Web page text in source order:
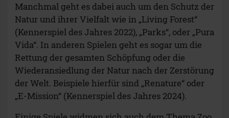
Manchmal geht es dabei auch um den Schutz der
Natur und ihrer Vielfalt wie in „Living Forest“
(Kennerspiel des Jahres 2022), „Parks“, oder „Pura
Vida“. In anderen Spielen geht es sogar um die
Rettung der gesamten Schöpfung oder die
Wiederansiedlung der Natur nach der Zerstörung
der Welt. Beispiele hierfür sind „Renature“ oder
„E-Mission“ (Kennerspiel des Jahres 2024).